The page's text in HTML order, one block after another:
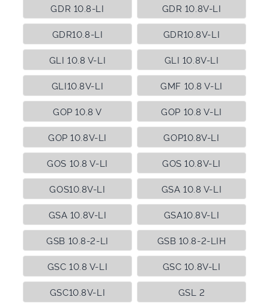
GDR 10.8-LI GDR 10.8V-LI
GDR10.8-LI GDR10.8V-LI
GLI 10.8 V-LI GLI 10.8V-LI
GLI10.8V-LI GMF 10.8 V-LI
GOP 10.8 V GOP 10.8 V-LI
GOP 10.8V-LI GOP10.8V-LI
GOS 10.8 V-LI GOS 10.8V-LI
GOS10.8V-LI GSA 10.8 V-LI
GSA 10.8V-LI GSA10.8V-LI
GSB 10.8-2-LI GSB 10.8-2-LIH
GSC 10.8 V-LI GSC 10.8V-LI
GSC10.8V-LI GSL 2